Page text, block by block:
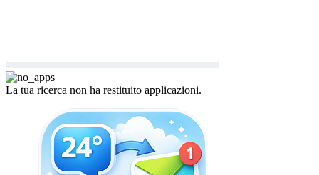
La tua ricerca non ha restituito applicazioni.